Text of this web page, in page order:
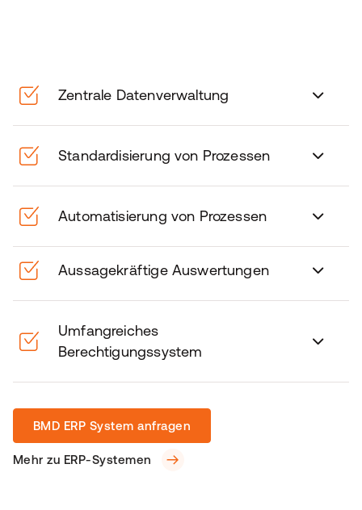
Zentrale Datenverwaltung
Standardisierung von Prozessen
Automatisierung von Prozessen
Aussagekräftige Auswertungen
Umfangreiches
Berechtigungssystem
BMD ERP System anfragen
Mehr zu ERP-Systemen